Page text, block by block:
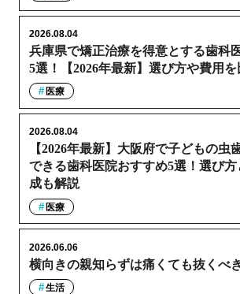
兵庫県で矯正治療を得意とする歯科
5選！【2026年最新】選び方や費用を
2026.08.04
医療
【2026年最新】大阪府で子どもの虫
できる歯科医院おすすめ5選！選び
成も解説
2026.08.04
医療
横向きの親知らずは痛くても抜くべ
2026.06.06
生活